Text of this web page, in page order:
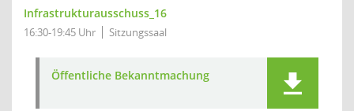
Infrastrukturausschuss_16
16:30-19:45 Uhr Sitzungssaal
Öffentliche Bekanntmachung